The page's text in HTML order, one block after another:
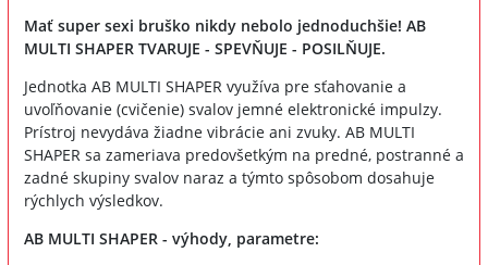
Mať super sexi bruško nikdy nebolo jednoduchšie! AB
MULTI SHAPER TVARUJE - SPEVŇUJE - POSILŇUJE.
Jednotka AB MULTI SHAPER využíva pre sťahovanie a
uvoľňovanie (cvičenie) svalov jemné elektronické impulzy.
Prístroj nevydáva žiadne vibrácie ani zvuky. AB MULTI
SHAPER sa zameriava predovšetkým na predné, postranné a
zadné skupiny svalov naraz a týmto spôsobom dosahuje
rýchlych výsledkov.
AB MULTI SHAPER - výhody, parametre: